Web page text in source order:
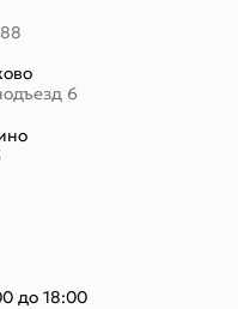
6
до 18:00